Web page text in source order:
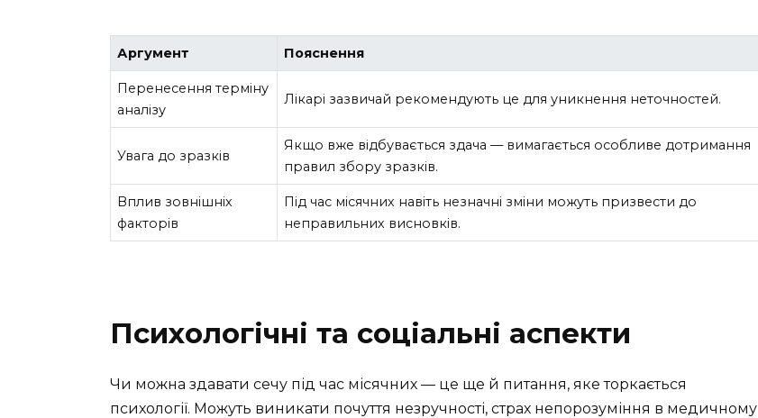
Аргумент Пояснення
Перенесення терміну
аналізу
Лікарі зазвичай рекомендують це для уникнення неточностей.
Увага до зразків
Якщо вже відбувається здача — вимагається особливе дотримання
правил збору зразків.
Вплив зовнішніх
факторів
Під час місячних навіть незначні зміни можуть призвести до
неправильних висновків.
Психологічні та соціальні аспекти
Чи можна здавати сечу під час місячних — це ще й питання, яке торкається
психології. Можуть виникати почуття незручності, страх непорозуміння в медичному